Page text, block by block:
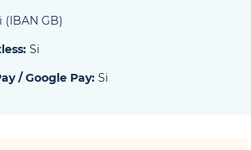
(IBAN GB)
Si
/ Google Pay: Si